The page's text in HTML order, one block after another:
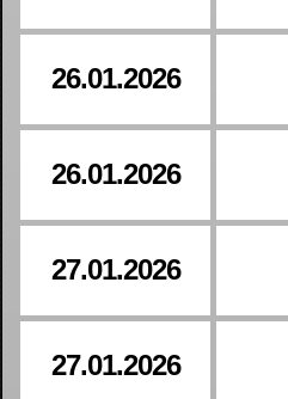
26.01.2026
26.01.2026
27.01.2026
27.01.2026